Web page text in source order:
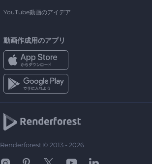
YouTube動画のアイデア
動画作成用のアプリ
Renderforest © 2013 - 2026